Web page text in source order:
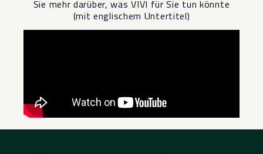
Sie mehr darüber, was VIVI für Sie tun könnte
(mit englischem Untertitel)